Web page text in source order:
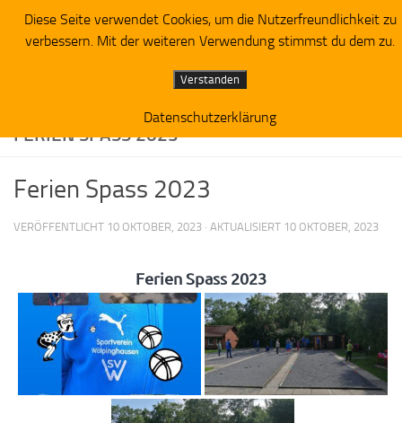
Zum Inhalt springen
FERIEN SPASS 2023
Ferien Spass 2023
VERÖFFENTLICHT 10 OKTOBER, 2023 · AKTUALISIERT 10 OKTOBER, 2023
Ferien Spass 2023
Diese Seite verwendet Cookies, um die Nutzerfreundlichkeit zu
verbessern. Mit der weiteren Verwendung stimmst du dem zu.
Verstanden
Datenschutzerklärung